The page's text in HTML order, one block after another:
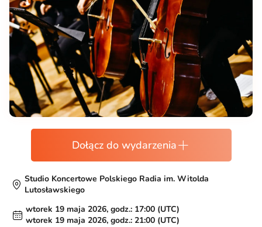
Dołącz do wydarzenia
Studio Koncertowe Polskiego Radia im. Witolda
Lutosławskiego
wtorek 19 maja 2026, godz.: 17:00 (UTC)
wtorek 19 maja 2026, godz.: 21:00 (UTC)